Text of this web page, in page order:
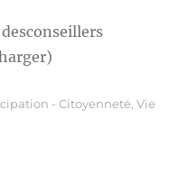
- Citoyenneté ,Vie